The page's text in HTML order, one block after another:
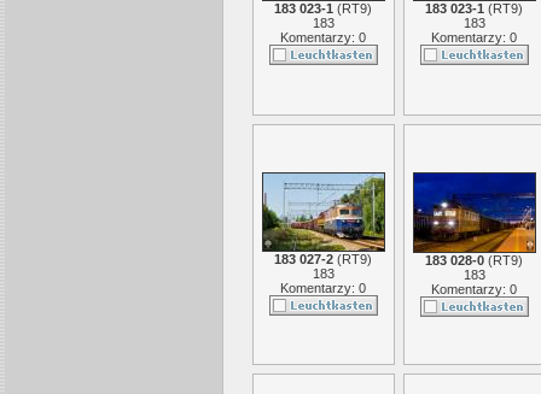
183 023-1 (RT9)
183
Komentarzy: 0
183 023-1 (RT9)
183
Komentarzy: 0
183 027-2 (RT9)
183
Komentarzy: 0
183 028-0 (RT9)
183
Komentarzy: 0